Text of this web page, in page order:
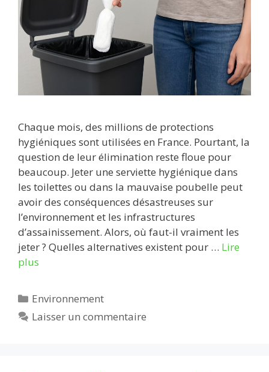
Chaque mois, des millions de protections
hygiéniques sont utilisées en France. Pourtant, la
question de leur élimination reste floue pour
beaucoup. Jeter une serviette hygiénique dans
les toilettes ou dans la mauvaise poubelle peut
avoir des conséquences désastreuses sur
l’environnement et les infrastructures
d’assainissement. Alors, où faut-il vraiment les
jeter ? Quelles alternatives existent pour … Lire
plus
Catégories
Environnement
Laisser un commentaire